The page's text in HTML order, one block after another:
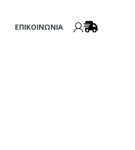
ΕΠΙΚΟΙΝΩΝΊΑ